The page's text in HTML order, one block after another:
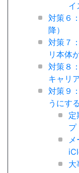
イ
対策６
降）
対策７
リ本体
対策８
キャリ
対策９
うにする
定
プ
大